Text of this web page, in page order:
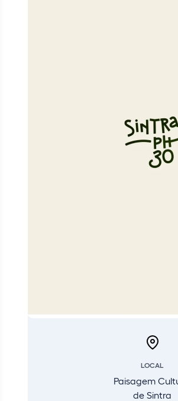
LOCAL
Paisagem
de Sintra